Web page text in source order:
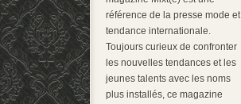
référence de la presse mode et
tendance internationale.
Toujours curieux de confronter
les nouvelles tendances et les
jeunes talents avec les noms
plus installés, ce magazine